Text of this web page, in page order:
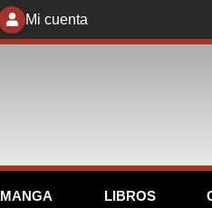
Mi cuenta
MANGA LIBROS